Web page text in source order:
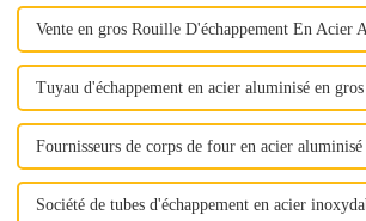
Vente en gros Rouille D'échappement En Acier
Tuyau d'échappement en acier aluminisé en gros
Fournisseurs de corps de four en acier aluminisé
Société de tubes d'échappement en acier